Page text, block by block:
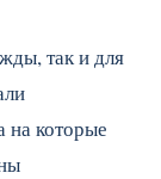
так и для
на которые